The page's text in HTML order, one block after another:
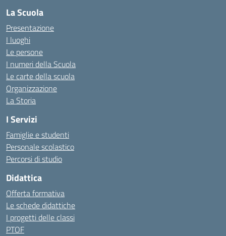
La Scuola
Presentazione
I luoghi
Le persone
I numeri della Scuola
Le carte della scuola
Organizzazione
La Storia
I Servizi
Famiglie e studenti
Personale scolastico
Percorsi di studio
Didattica
Offerta formativa
Le schede didattiche
I progetti delle classi
PTOF